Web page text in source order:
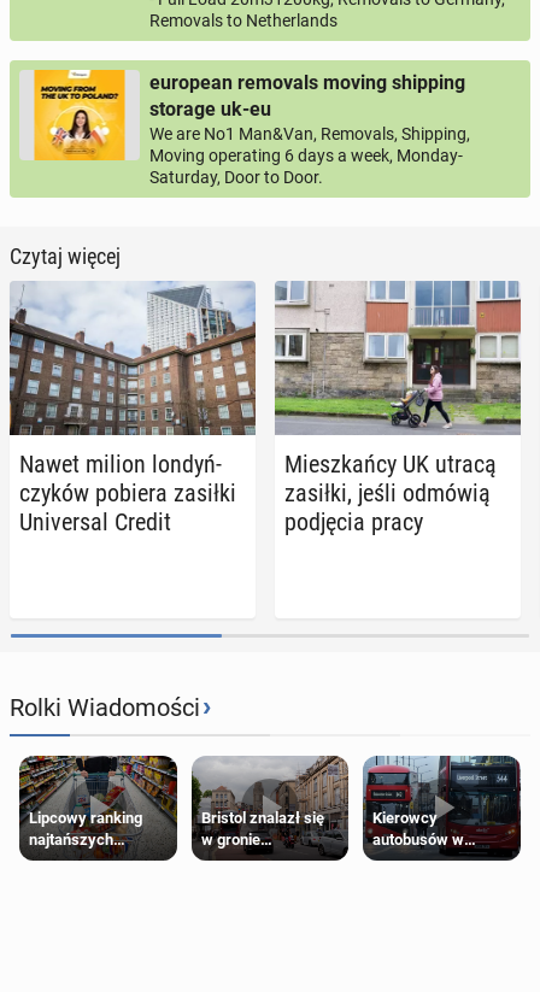
Removals to Netherlands
european removals moving shipping
storage uk-eu
We are No1 Man&Van, Removals, Shipping,
Moving operating 6 days a week, Monday-
Saturday, Door to Door.
Czytaj więcej
Nawet milion lon­dyń­
czy­ków pobiera zasiłki
Uni­ver­sal Credit
Miesz­kań­cy UK utracą
zasiłki, jeśli odmówią
pod­ję­cia pracy
Rolki Wiadomości›
Lipcowy ranking
najtańszych
supermarketów
Bristol znalazł się
w gronie
najlepszych
Kierowcy
autobusów w
Londynie